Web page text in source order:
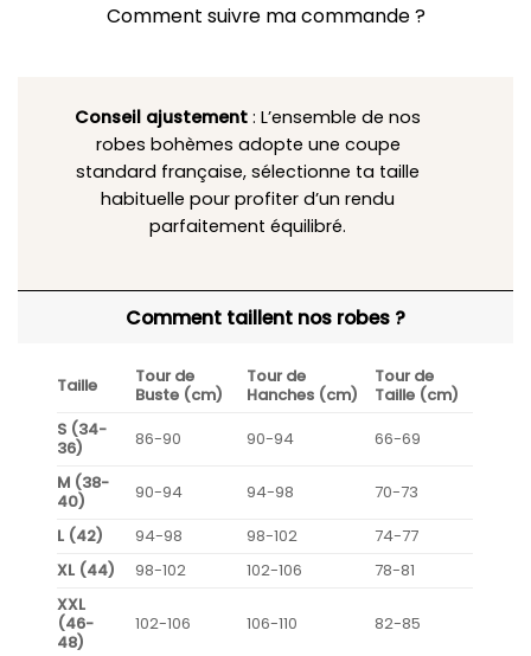
Comment suivre ma commande ?
Conseil ajustement : L’ensemble de nos
robes bohèmes adopte une coupe
standard française, sélectionne ta taille
habituelle pour profiter d’un rendu
parfaitement équilibré.
Comment taillent nos robes ?
Taille
Tour de
Buste (cm)
Tour de
Hanches (cm)
Tour de
Taille (cm)
S (34-
36)
86-90 90-94
66-69
M (38-
40)
90-94 94-98
70-73
L (42)
94-98 98-102
74-77
XL (44)
98-102 102-106
78-81
XXL
(46-
48)
102-106 106-110 82-85